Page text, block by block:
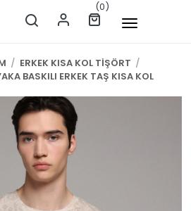
(0)
/ ERKEK KISA KOL TİŞÖRT /
BASKILI ERKEK TAŞ KISA KOL